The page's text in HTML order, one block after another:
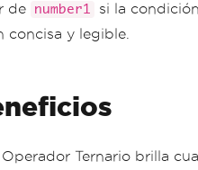
de number1 si la condición
concisa y legible.
Ternario brilla